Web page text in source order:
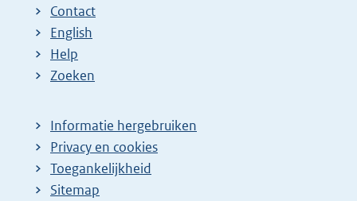
Contact
English
Help
Zoeken
Informatie hergebruiken
Privacy en cookies
Toegankelijkheid
Sitemap